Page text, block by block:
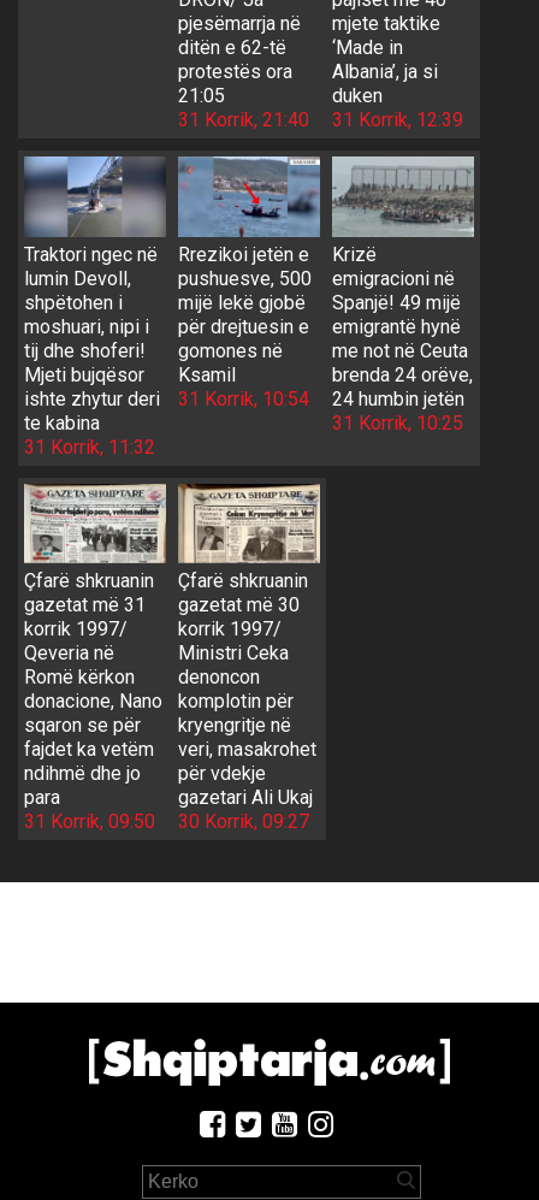
pjesëmarrja në
ditën e 62-të
protestës ora
21:05
31 Korrik, 21:40
mjete taktike
‘Made in
Albania’, ja si
duken
31 Korrik, 12:39
Traktori ngec në
lumin Devoll,
shpëtohen i
moshuari, nipi i
tij dhe shoferi!
Mjeti bujqësor
ishte zhytur deri
te kabina
31 Korrik, 11:32
Rrezikoi jetën e
pushuesve, 500
mijë lekë gjobë
për drejtuesin e
gomones në
Ksamil
31 Korrik, 10:54
Krizë
emigracioni në
Spanjë! 49 mijë
emigrantë hynë
me not në Ceuta
brenda 24 orëve,
24 humbin jetën
31 Korrik, 10:25
Çfarë shkruanin
gazetat më 31
korrik 1997/
Qeveria në
Romë kërkon
donacione, Nano
sqaron se për
fajdet ka vetëm
ndihmë dhe jo
para
31 Korrik, 09:50
Çfarë shkruanin
gazetat më 30
korrik 1997/
Ministri Ceka
denoncon
komplotin për
kryengritje në
veri, masakrohet
për vdekje
gazetari Ali Ukaj
30 Korrik, 09:27